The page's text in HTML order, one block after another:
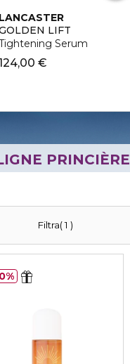
PRINCIÈRE
LANCASTER
LIFT
Serum
€
Filtra 1